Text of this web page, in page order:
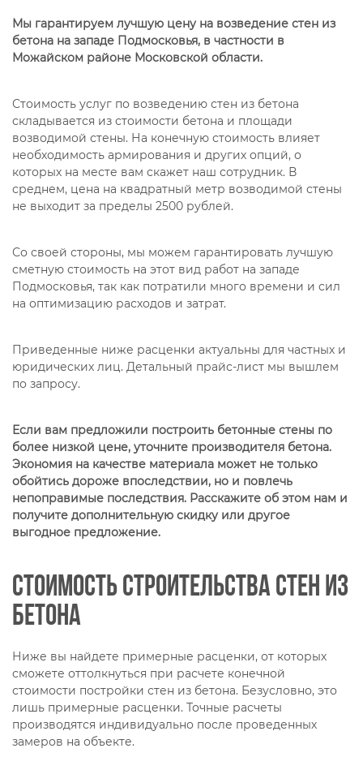
Мы гарантируем лучшую цену на возведение стен из
бетона на западе Подмосковья, в частности в
Можайском районе Московской области.
Стоимость услуг по возведению стен из бетона
складывается из стоимости бетона и площади
возводимой стены. На конечную стоимость влияет
необходимость армирования и других опций, о
которых на месте вам скажет наш сотрудник. В
среднем, цена на квадратный метр возводимой стены
не выходит за пределы 2500 рублей.
Со своей стороны, мы можем гарантировать лучшую
сметную стоимость на этот вид работ на западе
Подмосковья, так как потратили много времени и сил
на оптимизацию расходов и затрат.
Приведенные ниже расценки актуальны для частных и
юридических лиц. Детальный прайс-лист мы вышлем
по запросу.
Если вам предложили построить бетонные стены по
более низкой цене, уточните производителя бетона.
Экономия на качестве материала может не только
обойтись дороже впоследствии, но и повлечь
непоправимые последствия. Расскажите об этом нам и
получите дополнительную скидку или другое
выгодное предложение.
Стоимость строительства стен из
бетона
Ниже вы найдете примерные расценки, от которых
сможете оттолкнуться при расчете конечной
стоимости постройки стен из бетона. Безусловно, это
лишь примерные расценки. Точные расчеты
производятся индивидуально после проведенных
замеров на объекте.